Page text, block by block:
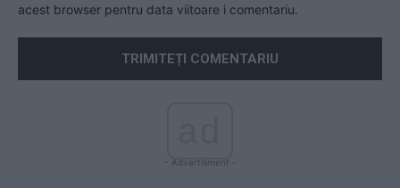
acest browser pentru data viitoare i comentariu.
- Advertisment -